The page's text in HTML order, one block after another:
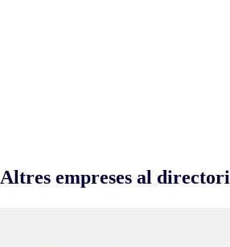
Altres empreses al directori